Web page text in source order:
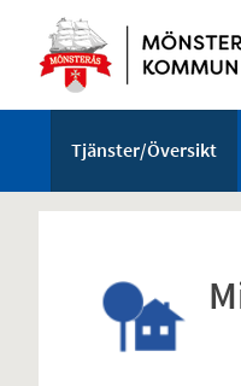
Välkommen
tjänster
Mönsterås
kommun
Tjänster/Översikt